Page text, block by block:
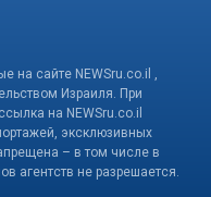
на сайте NEWSru.co.il ,
Израиля. При
на NEWSru.co.il
эксклюзивных
– в том числе в
агентств не разрешается.